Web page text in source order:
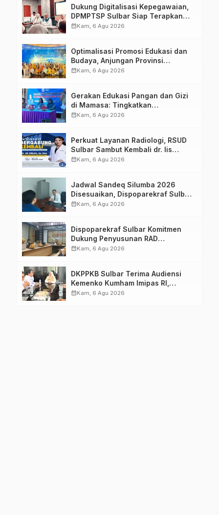
Dukung Digitalisasi Kepegawaian,
DPMPTSP Sulbar Siap Terapkan
Aplikasi FLEKSI ASN
calendar_monthKam, 6 Agu 2026
Optimalisasi Promosi Edukasi dan
Budaya, Anjungan Provinsi
Sulawesi Barat Perkuat Kolaborasi
calendar_monthKam, 6 Agu 2026
Gerakan Edukasi Pangan dan Gizi
di Mamasa: Tingkatkan
Pengetahuan dan Keterampilan
calendar_monthKam, 6 Agu 2026
Perkuat Layanan Radiologi, RSUD
Sulbar Sambut Kembali dr. Iis
Imelda, Sp.Rad
calendar_monthKam, 6 Agu 2026
Jadwal Sandeq Silumba 2026
Disesuaikan, Dispoparekraf Sulbar
Pastikan Persiapan Tetap
calendar_monthKam, 6 Agu 2026
Dispoparekraf Sulbar Komitmen
Dukung Penyusunan RAD
TPB/SDGs Sulawesi Barat
calendar_monthKam, 6 Agu 2026
DKPPKB Sulbar Terima Audiensi
Kemenko Kumham Imipas RI,
Perkuat Pelayanan Kesehatan bagi
calendar_monthKam, 6 Agu 2026